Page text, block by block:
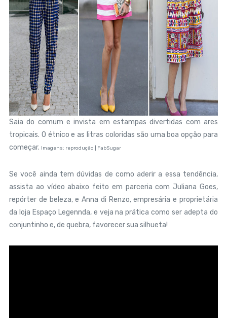
Saia do comum e invista em estampas divertidas com ares
tropicais. O étnico e as litras coloridas são uma boa opção para
começar. Imagens: reprodução | FabSugar
Se você ainda tem dúvidas de como aderir a essa tendência,
assista ao vídeo abaixo feito em parceria com Juliana Goes,
repórter de beleza, e Anna di Renzo, empresária e proprietária
da loja Espaço Legennda, e veja na prática como ser adepta do
conjuntinho e, de quebra, favorecer sua silhueta!